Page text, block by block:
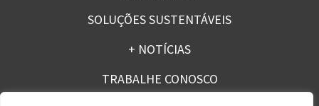
SOLUÇÕES SUSTENTÁVEIS
+ NOTÍCIAS
TRABALHE CONOSCO